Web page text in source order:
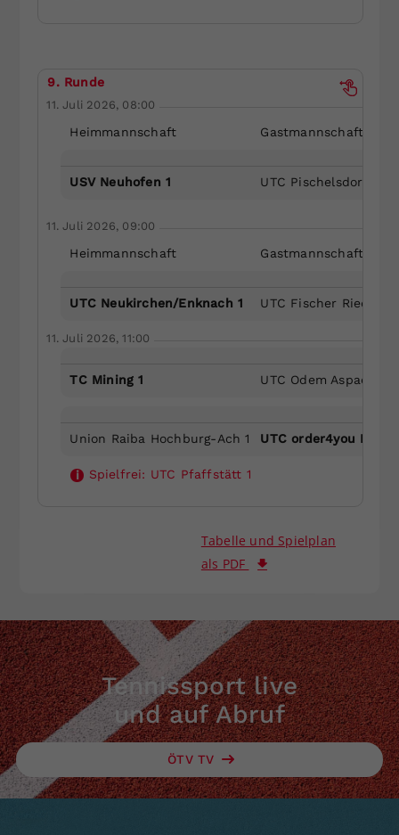
9. Runde
11. Juli 2026, 08:00
Heimmannschaft Gastmannschaft
USV Neuhofen 1 UTC Pischelsdorf 1
11. Juli 2026, 09:00
Heimmannschaft Gastmannschaft
UTC Neukirchen/Enknach 1 UTC Fischer Ried 2
11. Juli 2026, 11:00
TC Mining 1 UTC Odem Aspach-
Union Raiba Hochburg-Ach 1 UTC order4you
i Spielfrei: UTC Pfaffstätt 1
Tabelle und Spielplan
als PDF
Tennissport live
und auf Abruf
ÖTV TV